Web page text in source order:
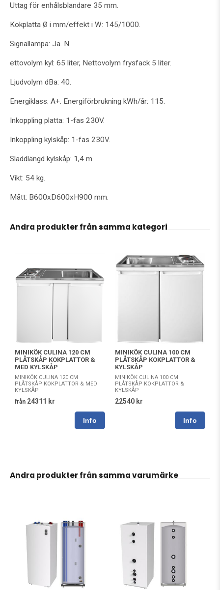
Uttag för enhålsblandare 35 mm.
Kokplatta Ø i mm/effekt i W: 145/1000.
Signallampa: Ja. N
ettovolym kyl: 65 liter, Nettovolym frysfack 5 liter.
Ljudvolym dBa: 40.
Energiklass: A+. Energiförbrukning kWh/år: 115.
Inkoppling platta: 1-fas 230V.
Inkoppling kylskåp: 1-fas 230V.
Sladdlängd kylskåp: 1,4 m.
Vikt: 54 kg.
Mått: B600xD600xH900 mm.
Andra produkter från samma kategori
MINIKÖK CULINA 120 CM
PLÅTSKÅP KOKPLATTOR &
MED KYLSKÅP
MINIKÖK CULINA 120 CM
PLÅTSKÅP KOKPLATTOR & MED
KYLSKÅP
från 24311 kr
MINIKÖK CULINA 100 CM
PLÅTSKÅP KOKPLATTOR &
KYLSKÅP
MINIKÖK CULINA 100 CM
PLÅTSKÅP KOKPLATTOR &
KYLSKÅP
22540 kr
Andra produkter från samma varumärke